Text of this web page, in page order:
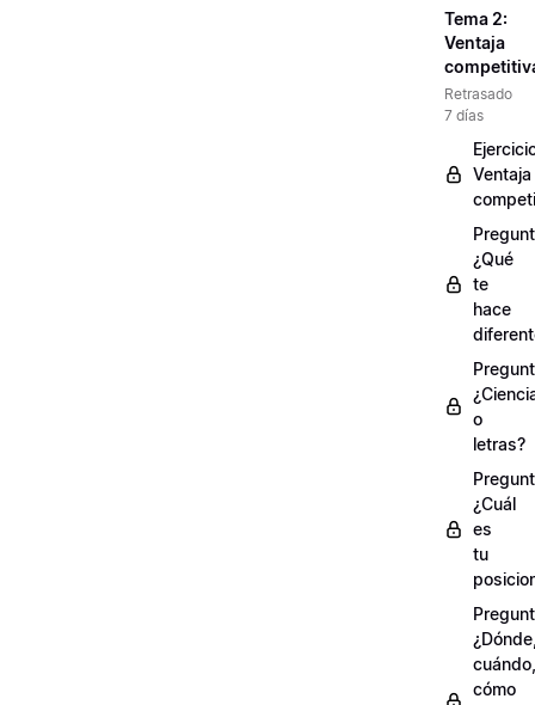
Tema 2:
Ventaja
Retrasado
7 días
Ventaja
¿Qué
te
hace
o
letras?
¿Cuál
es
tu
cuándo,
cómo